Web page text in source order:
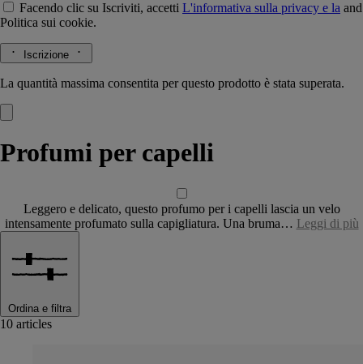
Facendo clic su Iscriviti, accetti L'informativa sulla privacy e la and
Politica sui cookie.
Iscrizione
La quantità massima consentita per questo prodotto è stata superata.
Profumi per capelli
Leggero e delicato, questo profumo per i capelli lascia un velo
intensamente profumato sulla capigliatura. Una bruma… Leggi di più
Ordina e filtra
10 articles